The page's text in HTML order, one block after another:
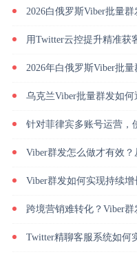
2026白俄罗斯Viber批量
用Twitter云控提升精准获
2026年白俄罗斯Viber批
乌克兰Viber批量群发如
针对菲律宾多账号运营，
Viber群发怎么做才有效
Viber群发如何实现持续
跨境营销难转化？Viber
Twitter精聊客服系统如何